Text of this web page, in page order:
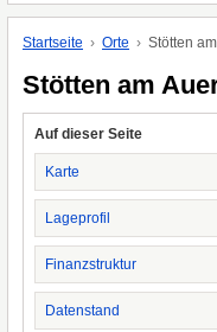
Startseite Orte Stötten
Stötten am
Auf dieser Seite
Karte
Lageprofil
Finanzstruktur
Datenstand